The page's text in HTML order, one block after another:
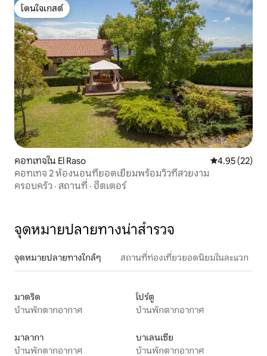
โดนใจเกสต์
โดนใจเกสต์
คอทเทจใน El Raso คะแนนเฉลี่ย
4.95 (22)
คอทเทจ 2 ห้องนอนที่ยอดเยี่ยมพร้อมวิวที่สวยงาม
ครอบครัว · สถานที่ · ฮีตเตอร์
จุดหมายปลายทางน่าสำรวจ
จุดหมายปลายทางใกล้ๆ สถานที่ท่องเที่ยวยอดนิยมในละแวก
มาดริด
บ้านพักตากอากาศ
โปร์ตู
บ้านพักตากอากาศ
มาลากา
บ้านพักตากอากาศ
บาเลนเซีย
บ้านพักตากอากาศ